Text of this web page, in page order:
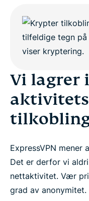
Hvordan
ExpressVPN: Det
Begrensninger på
Ofte stilte spørsmål
Les mer om å
Vi lagrer
ExpressVPN mener
Det er derfor vi
nettaktivitet. Vær
grad av anonymitet.